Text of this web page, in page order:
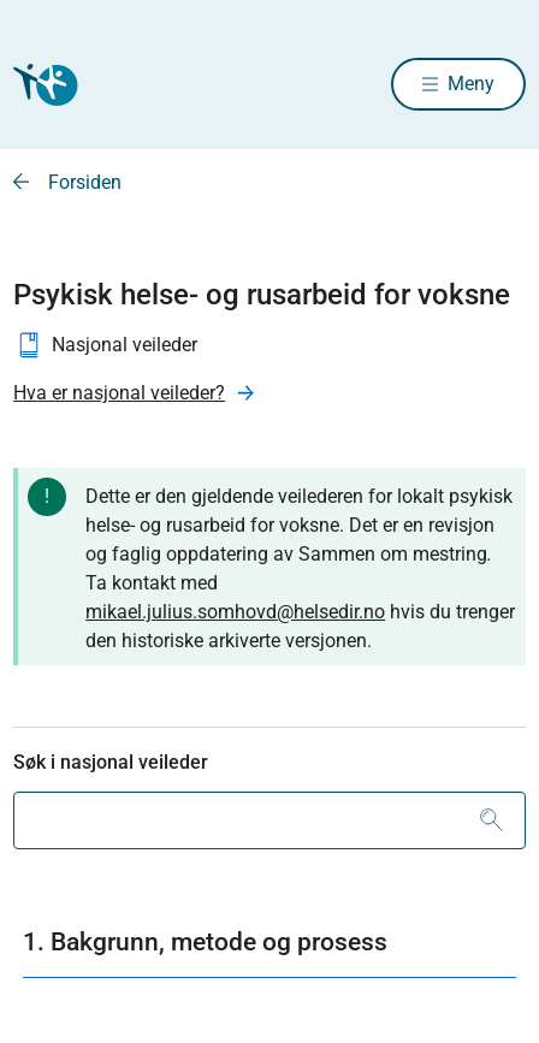
Meny
Forsiden
Psykisk helse- og rusarbeid for voksne
Nasjonal veileder
Hva er nasjonal veileder?
Dette er den gjeldende veilederen for lokalt psykisk
helse- og rusarbeid for voksne. Det er en revisjon
og faglig oppdatering av Sammen om mestring.
Ta kontakt med
mikael.julius.somhovd@helsedir.no hvis du trenger
den historiske arkiverte versjonen.
Søk i nasjonal veileder
1. Bakgrunn, metode og prosess